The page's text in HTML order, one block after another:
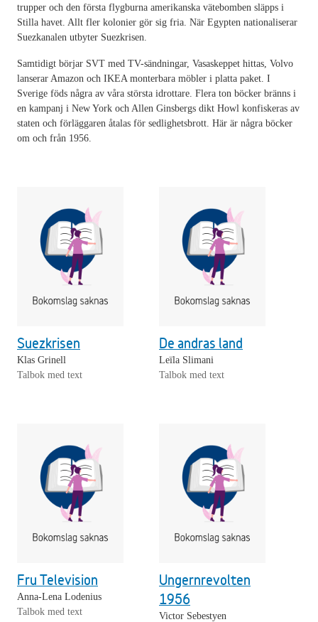
trupper och den första flygburna amerikanska vätebomben släpps i
Stilla havet. Allt fler kolonier gör sig fria. När Egypten nationaliserar
Suezkanalen utbyter Suezkrisen.
Samtidigt börjar SVT med TV-sändningar, Vasaskeppet hittas, Volvo
lanserar Amazon och IKEA monterbara möbler i platta paket. I
Sverige föds några av våra största idrottare. Flera ton böcker bränns i
en kampanj i New York och Allen Ginsbergs dikt Howl konfiskeras av
staten och förläggaren åtalas för sedlighetsbrott. Här är några böcker
om och från 1956.
Suezkrisen
Klas Grinell
Talbok med text
De andras land
Leïla Slimani
Talbok med text
Fru Television
Anna-Lena Lodenius
Talbok med text
Ungernrevolten
1956
Victor Sebestyen